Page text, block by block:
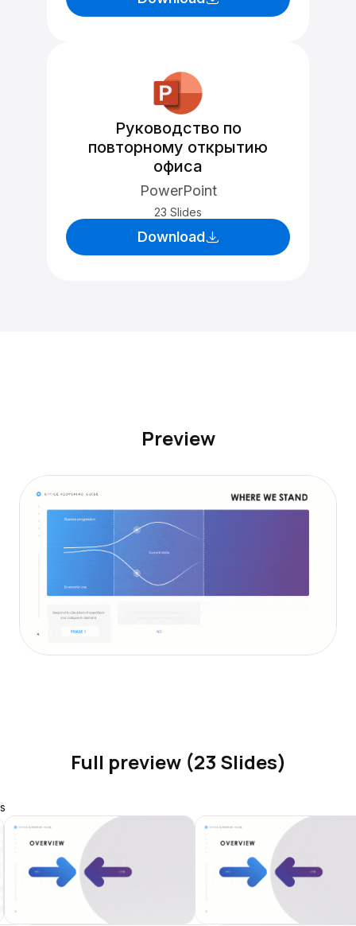
Руководство по
повторному открытию
офиса
PowerPoint
23 Slides
Download
Preview
Full preview (23 Slides)
s